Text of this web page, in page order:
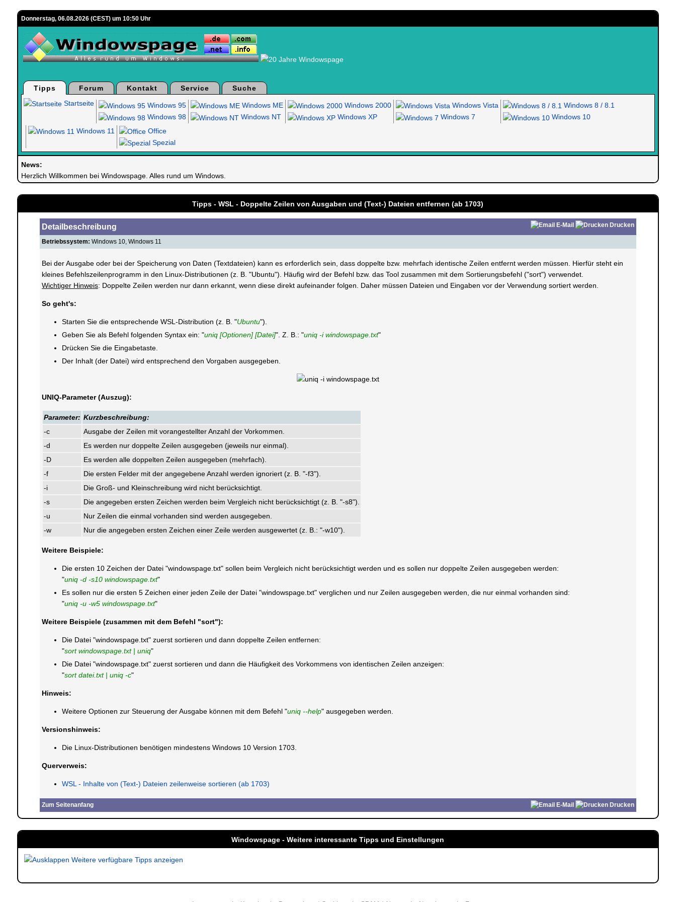
Donnerstag, 06.08.2026 (CEST) um 10:50 Uhr
Tipps Forum Kontakt Service
Suche
Startseite
Windows 95
Windows 98
Windows ME
Windows NT
Windows 2000
Windows XP
Windows Vista
Windows 7
Windows 8 / 8.1
Windows 10
Windows 11
Office
Spezial
News:
Herzlich Willkommen bei Windowspage. Alles rund um Windows.
Tipps - WSL - Doppelte Zeilen von Ausgaben und (Text-) Dateien entfernen (ab 1703)
Detailbeschreibung E-Mail Drucken
Betriebssystem: Windows 10, Windows 11
Bei der Ausgabe oder bei der Speicherung von Daten (Textdateien) kann es erforderlich sein, dass doppelte bzw. mehrfach identische Zeilen entfernt werden müssen. Hierfür steht ein
kleines Befehlszeilenprogramm in den Linux-Distributionen (z. B. "Ubuntu"). Häufig wird der Befehl bzw. das Tool zusammen mit dem Sortierungsbefehl ("sort") verwendet.
Wichtiger Hinweis: Doppelte Zeilen werden nur dann erkannt, wenn diese direkt aufeinander folgen. Daher müssen Dateien und Eingaben vor der Verwendung sortiert werden.
So geht's:
Starten Sie die entsprechende WSL-Distribution (z. B. "Ubuntu").
Geben Sie als Befehl folgenden Syntax ein: "uniq [Optionen] [Datei]". Z. B.: "uniq -i windowspage.txt"
Drücken Sie die Eingabetaste.
Der Inhalt (der Datei) wird entsprechend den Vorgaben ausgegeben.
UNIQ-Parameter (Auszug):
Parameter: Kurzbeschreibung:
-c
Ausgabe der Zeilen mit vorangestellter Anzahl der Vorkommen.
-d
Es werden nur doppelte Zeilen ausgegeben (jeweils nur einmal).
-D
Es werden alle doppelten Zeilen ausgegeben (mehrfach).
-f
Die ersten Felder mit der angegebene Anzahl werden ignoriert (z. B. "-f3").
-i
Die Groß- und Kleinschreibung wird nicht berücksichtigt.
-s
Die angegeben ersten Zeichen werden beim Vergleich nicht berücksichtigt (z. B. "-s8").
-u
Nur Zeilen die einmal vorhanden sind werden ausgegeben.
-w
Nur die angegeben ersten Zeichen einer Zeile werden ausgewertet (z. B.: "-w10").
Weitere Beispiele:
Die ersten 10 Zeichen der Datei "windowspage.txt" sollen beim Vergleich nicht berücksichtigt werden und es sollen nur doppelte Zeilen ausgegeben werden:
"uniq -d -s10 windowspage.txt"
Es sollen nur die ersten 5 Zeichen einer jeden Zeile der Datei "windowspage.txt" verglichen und nur Zeilen ausgegeben werden, die nur einmal vorhanden sind:
"uniq -u -w5 windowspage.txt"
Weitere Beispiele (zusammen mit dem Befehl "sort"):
Die Datei "windowspage.txt" zuerst sortieren und dann doppelte Zeilen entfernen:
"sort windowspage.txt | uniq"
Die Datei "windowspage.txt" zuerst sortieren und dann die Häufigkeit des Vorkommens von identischen Zeilen anzeigen:
"sort datei.txt | uniq -c"
Hinweis:
Weitere Optionen zur Steuerung der Ausgabe können mit dem Befehl "uniq --help" ausgegeben werden.
Versionshinweis:
Die Linux-Distributionen benötigen mindestens Windows 10 Version 1703.
Querverweis:
WSL - Inhalte von (Text-) Dateien zeilenweise sortieren (ab 1703)
Zum Seitenanfang E-Mail Drucken
Windowspage - Weitere interessante Tipps und Einstellungen
Weitere verfügbare Tipps anzeigen